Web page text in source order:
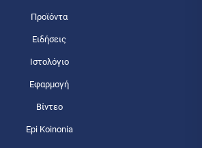
Προϊόντα
Ειδήσεις
Ιστολόγιο
Εφαρμογή
Βίντεο
Epi Koinonia